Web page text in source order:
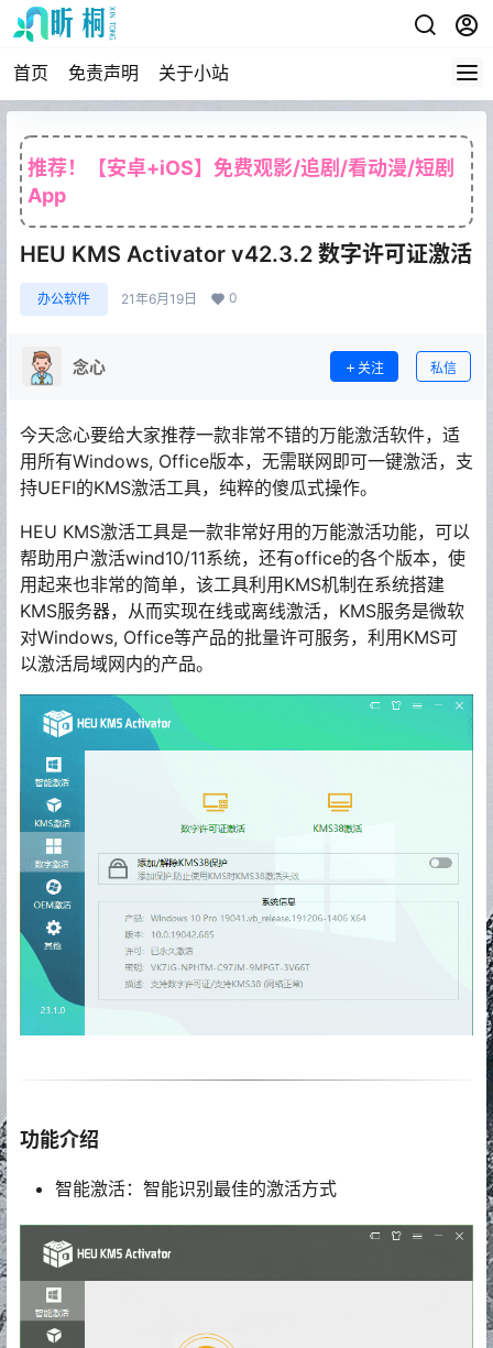
首页 免责声明 关于小站
推荐！【安卓+iOS】免费观影/追剧/看动漫/短剧
App
HEU KMS Activator v42.3.2 数字许可证激活
办公软件 21年6月19日 0
念心 关注 私信
今天念心要给大家推荐一款非常不错的万能激活软件，适
用所有Windows, Office版本，无需联网即可一键激活，支
持UEFI的KMS激活工具，纯粹的傻瓜式操作。
HEU KMS激活工具是一款非常好用的万能激活功能，可以
帮助用户激活wind10/11系统，还有office的各个版本，使
用起来也非常的简单，该工具利用KMS机制在系统搭建
KMS服务器，从而实现在线或离线激活，KMS服务是微软
对Windows, Office等产品的批量许可服务，利用KMS可
以激活局域网内的产品。
功能介绍
智能激活：智能识别最佳的激活方式